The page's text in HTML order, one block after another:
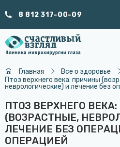
8 812 317-00-09
Главная
Все о здоровье
Птоз верхнего века: причины
неврологические) и лечение без
ПТОЗ ВЕРХНЕГО
(ВОЗРАСТНЫЕ,
ЛЕЧЕНИЕ БЕЗ
ОПЕРАЦИЕЙ